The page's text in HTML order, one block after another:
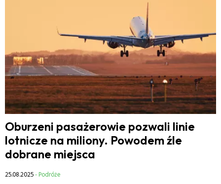
Oburzeni pasażerowie pozwali linie
lotnicze na miliony. Powodem źle
dobrane miejsca
25.08.2025- Podróże